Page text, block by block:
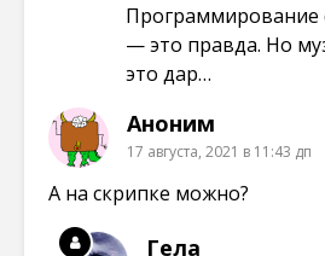
Программирование
— это правда. Но
это дар…
Аноним
17 августа, 2021 в 11:43 дп
А на скрипке можно?
Гела